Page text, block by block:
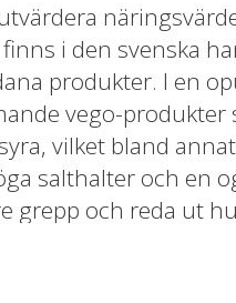
i den svenska
produkter. I en
vego-produkter
vilket bland
salthalter och en
grepp och reda ut
det kommer till
fettprofil,